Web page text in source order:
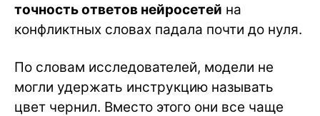
точность ответов нейросетей на
конфликтных словах падала почти до нуля.
По словам исследователей, модели не
могли удержать инструкцию называть
цвет чернил. Вместо этого они все чаще